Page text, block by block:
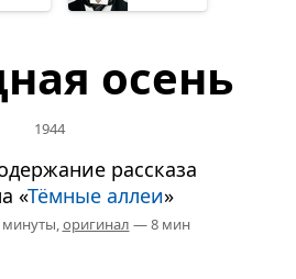
осень
1944
рассказа
«Тёмные аллеи»
минуты, оригинал — 8 мин